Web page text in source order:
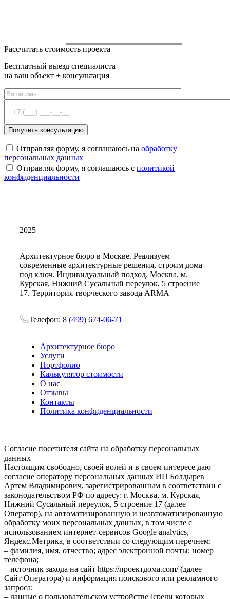
Рассчитать стоимость проекта
Бесплатный выезд специалиста
на ваш объект + консультация
Отправляя форму, я соглашаюсь на обработку
персональных данных
Отправляя форму, я соглашаюсь с политикой
конфиденциальности
2025
Архитектурное бюро в Москве. Реализуем
современные архитектурные решения, строим дома
под ключ. Индивидуальный подход. Москва, м.
Курская, Нижний Сусальный переулок, 5 строение
17. Территория творческого завода ARMA
Телефон: 8 (499) 674-06-71
Архитектурное бюро
Услуги
Портфолио
Калькулятор стоимости
О нас
Отзывы
Контакты
Политика конфиденциальности
Согласие посетителя сайта на обработку персональных
данных
Настоящим свободно, своей волей и в своем интересе даю
согласие оператору персональных данных ИП Болдырев
Артем Владимирович, зарегистрированным в соответствии с
законодательством РФ по адресу: г. Москва, м. Курская,
Нижний Сусальный переулок, 5 строение 17 (далее –
Оператор), на автоматизированную и неавтоматизированную
обработку моих персональных данных, в том числе с
использованием интернет-сервисов Google analytics,
Яндекс.Метрика, в соответствии со следующим перечнем:
– фамилия, имя, отчество; адрес электронной почты; номер
телефона;
– источник захода на сайт https://проектдома.com/ (далее –
Сайт Оператора) и информация поискового или рекламного
запроса;
– данные о пользовательском устройстве (среди которых